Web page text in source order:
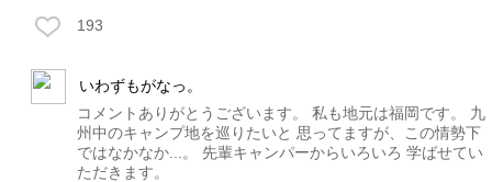
193
いわずもがなっ。
コメントありがとうございます。 私も地元は福岡です。 九
州中のキャンプ地を巡りたいと 思ってますが、この情勢下
ではなかなか...。 先輩キャンパーからいろいろ 学ばせてい
ただきます。